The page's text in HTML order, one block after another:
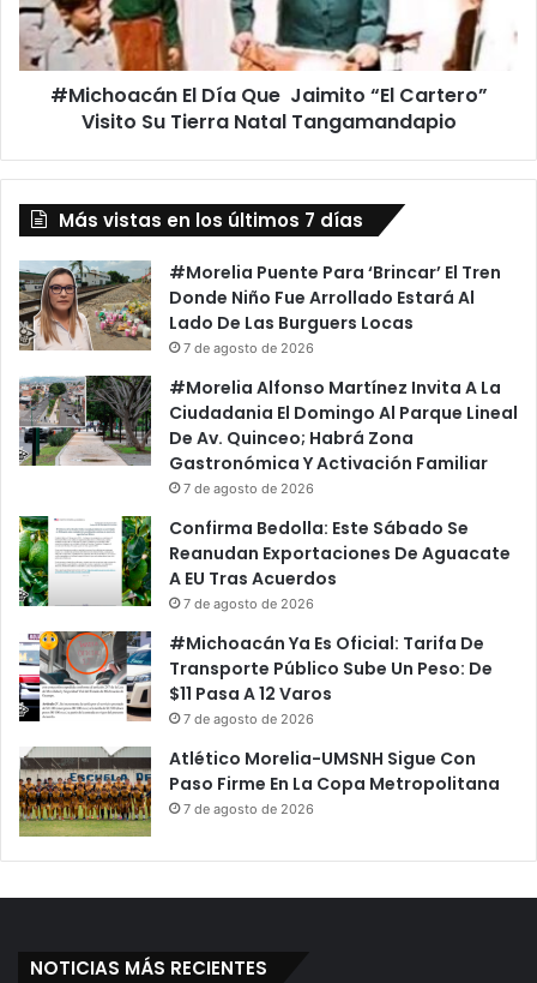
Cartero”
Visito
Su
Tierra#Michoacán El Día Que Jaimito “El Cartero”
Visito Su Tierra Natal Tangamandapio
Más vistas en los últimos 7 días
#Morelia Puente Para ‘Brincar’ El Tren
Donde Niño Fue Arrollado Estará Al
Lado De Las Burguers Locas
7 de agosto de 2026
#Morelia Alfonso Martínez Invita A La
Ciudadania El Domingo Al Parque Lineal
De Av. Quinceo; Habrá Zona
Gastronómica Y Activación Familiar
7 de agosto de 2026
Confirma Bedolla: Este Sábado Se
Reanudan Exportaciones De Aguacate
A EU Tras Acuerdos
7 de agosto de 2026
#Michoacán Ya Es Oficial: Tarifa De
Transporte Público Sube Un Peso: De
$11 Pasa A 12 Varos
7 de agosto de 2026
Atlético Morelia-UMSNH Sigue Con
Paso Firme En La Copa Metropolitana
7 de agosto de 2026
NOTICIAS MÁS RECIENTES